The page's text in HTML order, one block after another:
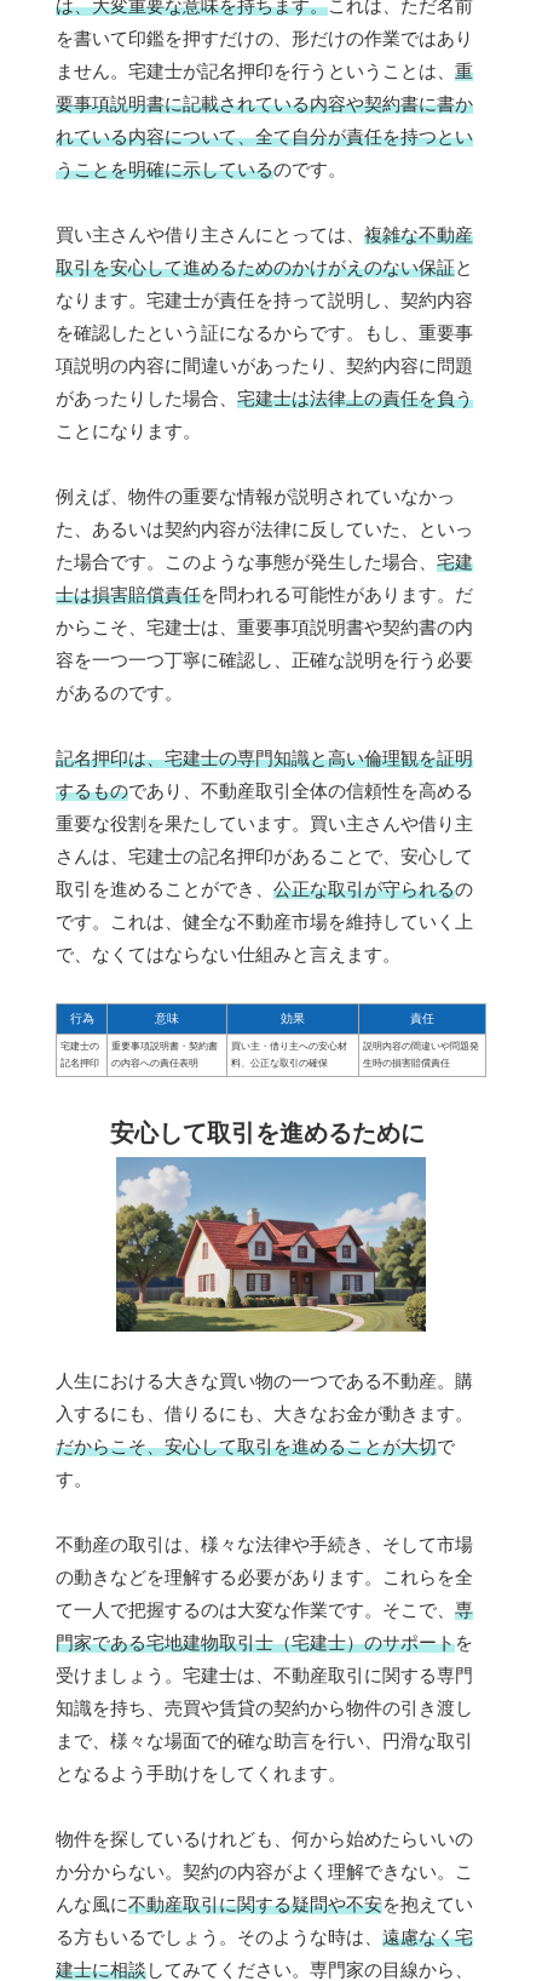
は、大変重要な意味を持ちます。これは、ただ名前
を書いて印鑑を押すだけの、形だけの作業ではあり
ません。宅建士が記名押印を行うということは、 重
要事項説明書に記載されている内容や契約書に書か
れている内容について、全て自分が責任を持つとい
うことを明確に示しているのです。
買い主さんや借り主さんにとっては、 複雑な不動産
取引を安心して進めるためのかけがえのない保証と
なります。宅建士が責任を持って説明し、契約内容
を確認したという証になるからです。もし、重要事
項説明の内容に間違いがあったり、契約内容に問題
があったりした場合、 宅建士は法律上の責任を負う
ことになります。
例えば、物件の重要な情報が説明されていなかっ
た、あるいは契約内容が法律に反していた、といっ
た場合です。このような事態が発生した場合、 宅建
士は損害賠償責任を問われる可能性があります。だ
からこそ、宅建士は、重要事項説明書や契約書の内
容を一つ一つ丁寧に確認し、正確な説明を行う必要
があるのです。
記名押印は、宅建士の専門知識と高い倫理観を証明
するものであり、不動産取引全体の信頼性を高める
重要な役割を果たしています。買い主さんや借り主
さんは、宅建士の記名押印があることで、安心して
取引を進めることができ、 公正な取引が守られるの
です。これは、健全な不動産市場を維持していく上
で、なくてはならない仕組みと言えます。
行為 意味 効果 責任
宅建士の
記名押印
重要事項説明書・契約書
の内容への責任表明
買い主・借り主への安心材
料、公正な取引の確保
説明内容の間違いや問題発
生時の損害賠償責任
安心して取引を進めるために
人生における大きな買い物の一つである不動産。購
入するにも、借りるにも、大きなお金が動きます。
だからこそ、安心して取引を進めることが大切で
す。
不動産の取引は、様々な法律や手続き、そして市場
の動きなどを理解する必要があります。これらを全
て一人で把握するのは大変な作業です。そこで、 専
門家である宅地建物取引士（宅建士）のサポートを
受けましょう。宅建士は、不動産取引に関する専門
知識を持ち、売買や賃貸の契約から物件の引き渡し
まで、様々な場面で的確な助言を行い、円滑な取引
となるよう手助けをしてくれます。
物件を探しているけれども、何から始めたらいいの
か分からない。契約の内容がよく理解できない。こ
んな風に不動産取引に関する疑問や不安を抱えてい
る方もいるでしょう。そのような時は、 遠慮なく宅
建士に相談してみてください。専門家の目線から、